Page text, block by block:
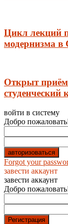
Цикл лекций
модернизма в
Открыт приём
студенческий
войти в систему
Добро
Forgot your
завести аккаунт
завести аккаунт
Добро